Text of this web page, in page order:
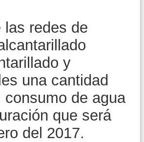
las redes de
y
una cantidad
de agua
que será
del 2017.